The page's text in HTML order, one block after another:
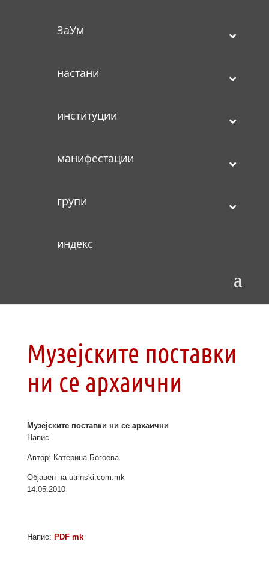
ЗаУм
настани
институции
манифестации
групи
индекс
Музејските поставки
ни се архаични
Музејските поставки ни се архаични
Напис
Автор: Катерина Богоева
Објавен на utrinski.com.mk
14.05.2010
Напис: PDF mk